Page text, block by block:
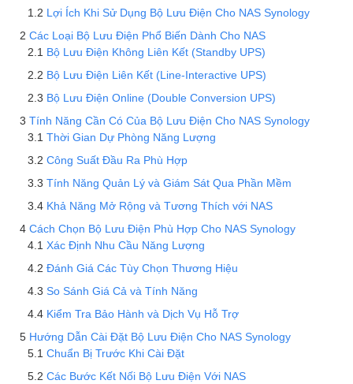
Lợi Ích Khi Sử Dụng Bộ Lưu Điện Cho NAS Synology
Các Loại Bộ Lưu Điện Phổ Biến Dành Cho NAS
Bộ Lưu Điện Không Liên Kết (Standby UPS)
Bộ Lưu Điện Liên Kết (Line-Interactive UPS)
Bộ Lưu Điện Online (Double Conversion UPS)
Tính Năng Cần Có Của Bộ Lưu Điện Cho NAS Synology
Thời Gian Dự Phòng Năng Lượng
Công Suất Đầu Ra Phù Hợp
Tính Năng Quản Lý và Giám Sát Qua Phần Mềm
Khả Năng Mở Rộng và Tương Thích với NAS
Cách Chọn Bộ Lưu Điện Phù Hợp Cho NAS Synology
Xác Định Nhu Cầu Năng Lượng
Đánh Giá Các Tùy Chọn Thương Hiệu
So Sánh Giá Cả và Tính Năng
Kiểm Tra Bảo Hành và Dịch Vụ Hỗ Trợ
Hướng Dẫn Cài Đặt Bộ Lưu Điện Cho NAS Synology
Chuẩn Bị Trước Khi Cài Đặt
Các Bước Kết Nối Bộ Lưu Điện Với NAS